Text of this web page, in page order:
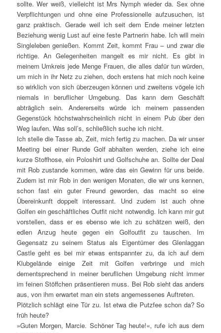
sollte. Wer weiß, vielleicht ist Mrs Nymph wieder da. Sex ohne
Verpflichtungen und ohne eine Professionelle aufzusuchen, ist
ganz praktisch. Gerade weil ich seit dem Ende meiner letzten
Beziehung wenig Lust auf eine feste Partnerin habe. Ich will mein
Singleleben genießen. Kommt Zeit, kommt Frau – und zwar die
richtige. An Gelegenheiten mangelt es mir nicht. Es gibt in
meinem Umkreis jede Menge Frauen, die alles dafür tun würden,
um mich in ihr Netz zu ziehen, doch erstens hat mich noch keine
so wirklich von sich überzeugen können und zweitens vögele ich
niemals in beruflicher Umgebung. Das kann dem Geschäft
abträglich sein. Andererseits würde ich meinem passenden
Gegenstück höchstwahrscheinlich nicht in einem Pub über den
Weg laufen. Was soll’s, schließlich suche ich nicht.
Ich stelle die Tasse ab, Zeit, mich fertig zu machen. Da wir unser
Meeting bei einer Runde Golf abhalten werden, ziehe ich eine
kurze Stoffhose, ein Poloshirt und Golfschuhe an. Sollte der Deal
mit Rob zustande kommen, wäre das ein Gewinn für uns beide.
Zudem ist mir Rob in den wenigen Monaten, die wir uns kennen,
schon fast ein guter Freund geworden, das macht so eine
Übereinkunft doppelt interessant. Und zudem ist auch ohne
Golfen ein geschäftliches Outfit nicht notwendig. Ich kann mir gut
vorstellen, dass er es ebenso wie ich zu schätzen weiß, den
edlen Anzug heute gegen ein Golfoutfit zu tauschen. Im
Gegensatz zu seinem Status als Eigentümer des Glenlaggan
Castle geht es bei mir etwas entspannter zu, da ich auf dem
Klubgelände einige Zeit mit Golfen verbringe und mich
dementsprechend in meiner beruflichen Umgebung nicht immer
im feinen Stöffchen präsentieren muss. Bei Rob sieht das anders
aus, von ihm erwartet man ein stets angemessenes Auftreten.
Plötzlich schlägt eine Tür zu. Ist etwa die Putzfee schon da? So
früh heute?
»Guten Morgen, Marcie. Schöner Tag heute!«, rufe ich aus dem